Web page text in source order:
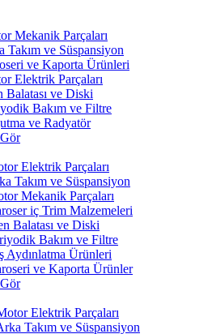
Mekanik Parçaları
Takım ve Süspansiyon
ve Kaporta Ürünleri
Elektrik Parçaları
Balatası ve Diski
Bakım ve Filtre
ve Radyatör
Elektrik Parçaları
Takım ve Süspansiyon
Mekanik Parçaları
iç Trim Malzemeleri
Balatası ve Diski
Bakım ve Filtre
Aydınlatma Ürünleri
ve Kaporta Ürünler
Elektrik Parçaları
Takım ve Süspansiyon